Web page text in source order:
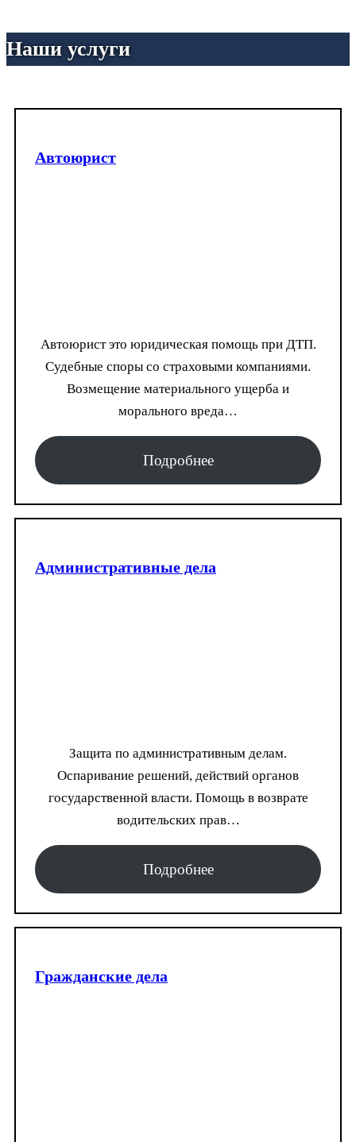
Наши услуги
Автоюрист
Автоюрист это юридическая помощь при ДТП.
Судебные споры со страховыми компаниями.
Возмещение материального ущерба и
морального вреда…
Подробнее
Административные дела
Защита по административным делам.
Оспаривание решений, действий органов
государственной власти. Помощь в возврате
водительских прав…
Подробнее
Гражданские дела